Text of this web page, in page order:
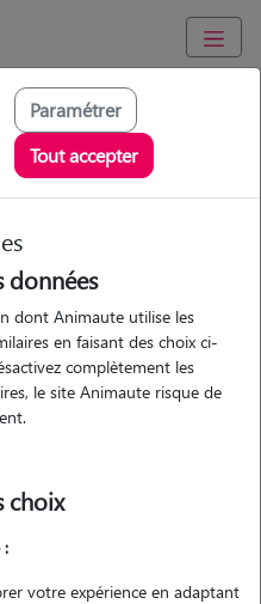
/Guingamp
- Petsitter à
Paramétrer
Tout accepter
données
dont Animaute utilise les
en faisant des choix ci-
complètement les
le site Animaute risque de
choix
:
votre expérience en adaptant